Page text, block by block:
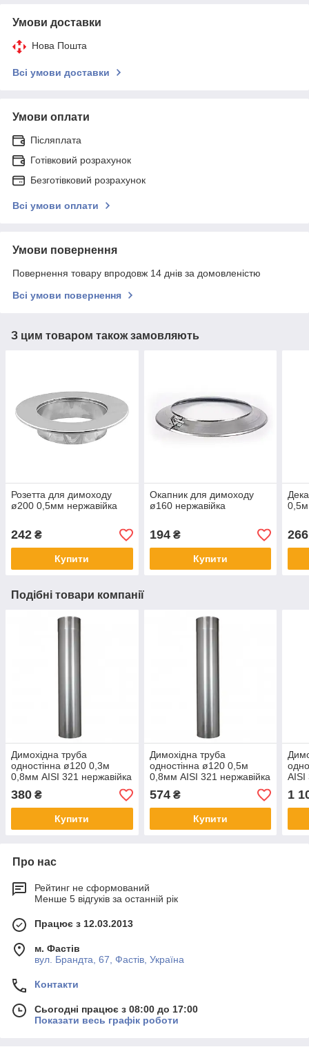
Умови доставки
Нова Пошта
Всі умови доставки
Умови оплати
Післяплата
Готівковий розрахунок
Безготівковий розрахунок
Всі умови оплати
Умови повернення
Повернення товару впродовж 14 днів за домовленістю
Всі умови повернення
З цим товаром також замовляють
Розетта для димоходу
ø200 0,5мм нержавійка
242 ₴
Купити
Окапник для димоходу
ø160 нержавійка
194₴
Купити
266
Подібні товари компанії
Димохідна труба
одностінна ø120 0,3м
0,8мм AISI 321 нержавійка
380 ₴
Купити
Димохідна труба
одностінна ø120 0,5м
0,8мм AISI 321 нержавійка
574₴
Купити
AISI
1
Про нас
Рейтинг не сформований
Менше 5 відгуків за останній рік
Працює з 12.03.2013
м. Фастів
вул. Брандта, 67, Фастів, Україна
Контакти
Сьогодні працює з 08:00 до 17:00
Показати весь графік роботи